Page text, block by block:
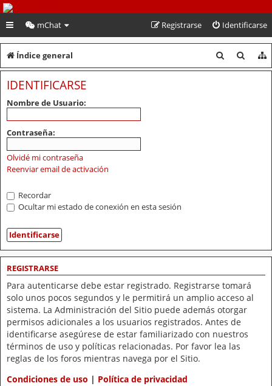
PeruVoley.com
mChat Identificarse
Registrarse
Índice general
u
u
IDENTIFICARSE
Nombre de Usuario:
Contraseña:
Olvidé mi contraseña
Reenviar email de activación
Recordar
Ocultar mi estado de conexión en esta sesión
REGISTRARSE
Para autenticarse debe estar registrado. Registrarse tomará
solo unos pocos segundos y le permitirá un amplio acceso al
sistema. La Administración del Sitio puede además otorgar
permisos adicionales a los usuarios registrados. Antes de
identificarse asegúrese de estar familiarizado con nuestros
términos de uso y políticas relacionadas. Por favor lea las
reglas de los foros mientras navega por el Sitio.
Condiciones de uso | Política de privacidad